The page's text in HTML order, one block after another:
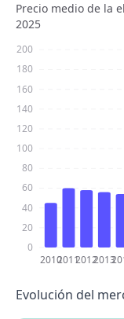
Precio medio de la
2025
0
20
40
60
80
100
120
140
160
180
200
2010201120122013
Evolución del